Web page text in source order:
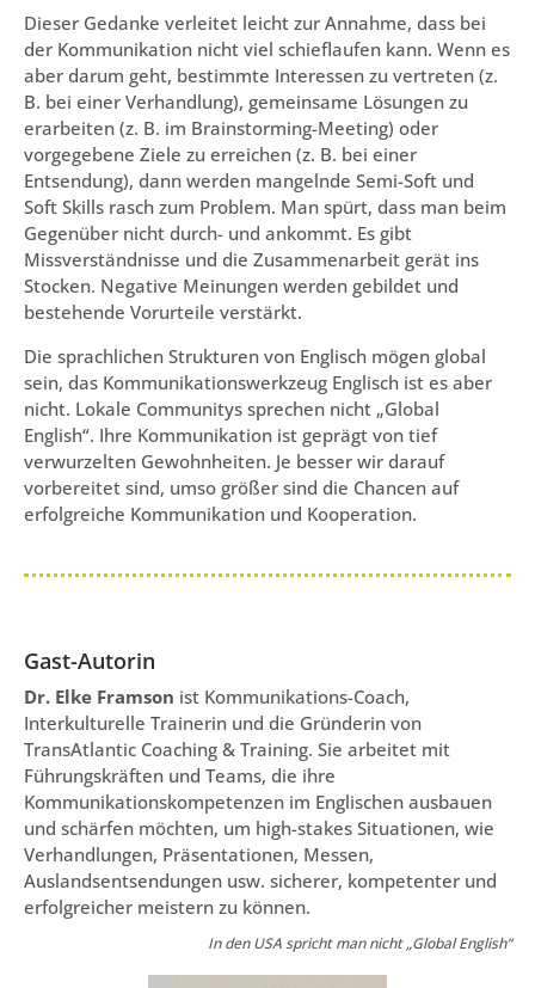
Dieser Gedanke verleitet leicht zur Annahme, dass bei
der Kommunikation nicht viel schieflaufen kann. Wenn es
aber darum geht, bestimmte Interessen zu vertreten (z.
B. bei einer Verhandlung), gemeinsame Lösungen zu
erarbeiten (z. B. im Brainstorming-Meeting) oder
vorgegebene Ziele zu erreichen (z. B. bei einer
Entsendung), dann werden mangelnde Semi-Soft und
Soft Skills rasch zum Problem. Man spürt, dass man beim
Gegenüber nicht durch- und ankommt. Es gibt
Missverständnisse und die Zusammenarbeit gerät ins
Stocken. Negative Meinungen werden gebildet und
bestehende Vorurteile verstärkt.
Die sprachlichen Strukturen von Englisch mögen global
sein, das Kommunikationswerkzeug Englisch ist es aber
nicht. Lokale Communitys sprechen nicht „Global
English“. Ihre Kommunikation ist geprägt von tief
verwurzelten Gewohnheiten. Je besser wir darauf
vorbereitet sind, umso größer sind die Chancen auf
erfolgreiche Kommunikation und Kooperation.
Gast-Autorin
Dr. Elke Framson ist Kommunikations-Coach,
Interkulturelle Trainerin und die Gründerin von
TransAtlantic Coaching & Training. Sie arbeitet mit
Führungskräften und Teams, die ihre
Kommunikationskompetenzen im Englischen ausbauen
und schärfen möchten, um high-stakes Situationen, wie
Verhandlungen, Präsentationen, Messen,
Auslandsentsendungen usw. sicherer, kompetenter und
erfolgreicher meistern zu können.
In den USA spricht man nicht „Global English“